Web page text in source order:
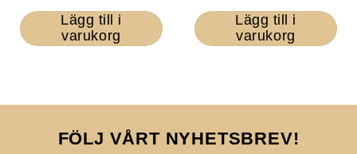
produktsidan
Lägg till i
varukorg
Lägg till i
varukorg
FÖLJ VÅRT NYHETSBREV!